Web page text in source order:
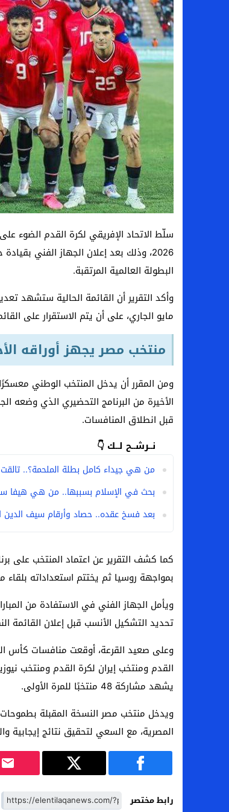
سامو كوستا في معسكر النصر
إنهاء تعاقد سيف الدين
من هي لوز مينديز زوجة
الموصل العراقي يعلن ضم
سلّط الاتحاد الإفريقي لكرة القدم الضوء
البطولة العالمية المرتقبة.
مايو الجاري، على أن يتم الاستقرار على القائمة النهائية التي
منتخب مصر يجهز أوراقه
ومن المقرر أن يدخل المنتخب الوطني
الأخيرة من البرنامج التحضيري الذي وضعه
قبل انطلاق المنافسات.
نــرشــح لــك 👇
من هي جيداء كامل بطلة الملحمة؟.. تالقت
بحث في الإسلام بسببها.. من هي هيفا
بعد فسخ عقده.. حصاد وأرقام سيف الدين
كما كشف التقرير عن اعتماد المنتخب على
بمواجهة روسيا ثم يختتم استعداداته بلقاء مرتقب أمام
ويأمل الجهاز الفني في الاستفادة من
تحديد التشكيل الأنسب قبل إعلان القائمة
وعلى صعيد القرعة، أوقعت منافسات كأس
القدم ومنتخب إيران لكرة القدم ومنتخب
يشهد مشاركة 48 منتخبًا للمرة الأولى.
ويدخل منتخب مصر النسخة المقبلة
المصرية، مع السعي لتحقيق نتائج إيجابية
رابط مختصر